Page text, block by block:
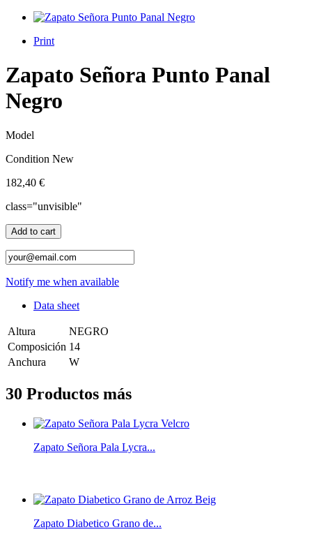
Print
Zapato Señora Punto Panal
Negro
Model
Condition New
182,40 €
class="unvisible"
Add to cart
Notify me when available
Data sheet
Altura
NEGRO
Composición 14
Anchura
W
30 Productos más
Zapato Señora Pala Lycra...
Zapato Diabetico Grano de...